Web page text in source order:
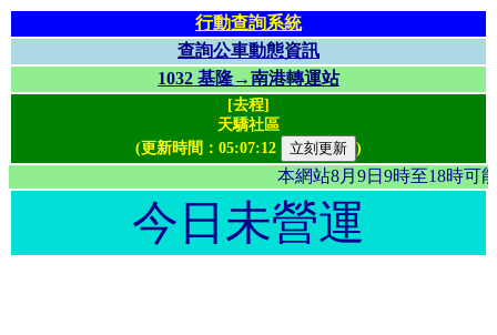
行動查詢系統
查詢公車動態資訊
1032 基隆→南港轉運站
[去程]
天驕社區
(更新時間： 05:07:12 )
本網站8月9日9時至18
今日未營運